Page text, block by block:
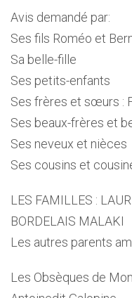
Avis demandé par:
Ses fils Roméo et
Sa belle-fille
Ses petits-enfants
Ses frères et sœurs :
Ses beaux-frères et
Ses neveux et nièces
Ses cousins et
LES FAMILLES :
BORDELAIS MALAKI
Les autres parents
Les Obsèques de